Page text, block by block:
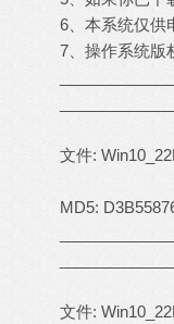
6、本系统仅供
7、操作系统版
文件:
MD5:
文件: